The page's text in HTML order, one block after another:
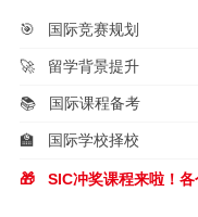
🎯 国际竞赛规划
🚀 留学背景提升
📚 国际课程备考
🏫 国际学校择校
🎁 SIC冲奖课程来啦！各